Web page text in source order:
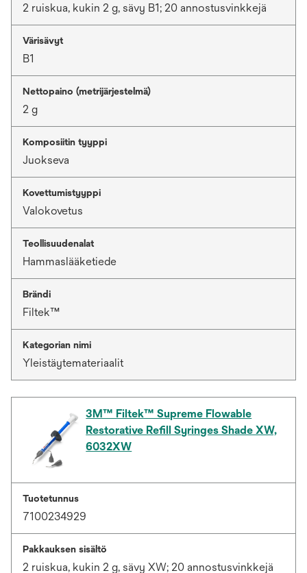
2 ruiskua, kukin 2 g, sävy B1; 20 annostusvinkkejä
Värisävyt
B1
Nettopaino (metrijärjestelmä)
2 g
Komposiitin tyyppi
Juokseva
Kovettumistyyppi
Valokovetus
Teollisuudenalat
Hammaslääketiede
Brändi
Filtek™
Kategorian nimi
Yleistäytemateriaalit
3M™ Filtek™ Supreme Flowable
Restorative Refill Syringes Shade XW,
6032XW
Tuotetunnus
7100234929
Pakkauksen sisältö
2 ruiskua, kukin 2 g, sävy XW; 20 annostusvinkkejä